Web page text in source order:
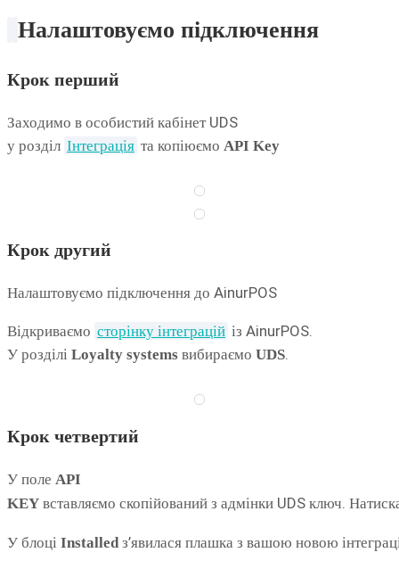
Налаштовуємо підключення
Крок перший
Заходимо в особистий кабінет UDS
у розділ Інтеграція та копіюємо API Key
Крок другий
Налаштовуємо підключення до AinurPOS
Відкриваємо сторінку інтеграцій із AinurPOS.
У розділі Loyalty systems вибираємо UDS.
Крок четвертий
У поле API
KEY вставляємо скопійований з адмінки UDS ключ.
У блоці Installedз’явилася плашка з вашою новою